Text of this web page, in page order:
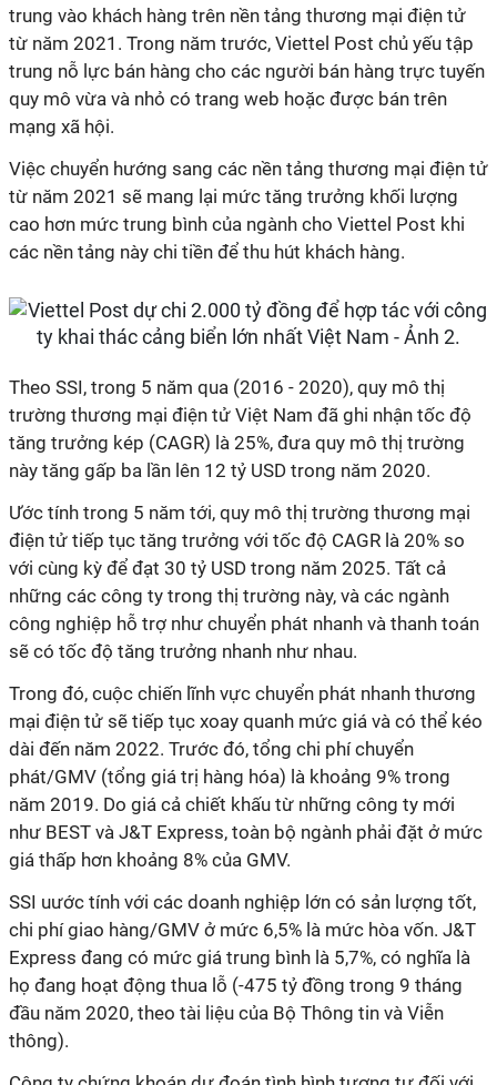
trung vào khách hàng trên nền tảng thương mại điện tử
từ năm 2021. Trong năm trước, Viettel Post chủ yếu tập
trung nỗ lực bán hàng cho các người bán hàng trực tuyến
quy mô vừa và nhỏ có trang web hoặc được bán trên
mạng xã hội.
Việc chuyển hướng sang các nền tảng thương mại điện tử
từ năm 2021 sẽ mang lại mức tăng trưởng khối lượng
cao hơn mức trung bình của ngành cho Viettel Post khi
các nền tảng này chi tiền để thu hút khách hàng.
Theo SSI, trong 5 năm qua (2016 - 2020), quy mô thị
trường thương mại điện tử Việt Nam đã ghi nhận tốc độ
tăng trưởng kép (CAGR) là 25%, đưa quy mô thị trường
này tăng gấp ba lần lên 12 tỷ USD trong năm 2020.
Ước tính trong 5 năm tới, quy mô thị trường thương mại
điện tử tiếp tục tăng trưởng với tốc độ CAGR là 20% so
với cùng kỳ để đạt 30 tỷ USD trong năm 2025. Tất cả
những các công ty trong thị trường này, và các ngành
công nghiệp hỗ trợ như chuyển phát nhanh và thanh toán
sẽ có tốc độ tăng trưởng nhanh như nhau.
Trong đó, cuộc chiến lĩnh vực chuyển phát nhanh thương
mại điện tử sẽ tiếp tục xoay quanh mức giá và có thể kéo
dài đến năm 2022. Trước đó, tổng chi phí chuyển
phát/GMV (tổng giá trị hàng hóa) là khoảng 9% trong
năm 2019. Do giá cả chiết khấu từ những công ty mới
như BEST và J&T Express, toàn bộ ngành phải đặt ở mức
giá thấp hơn khoảng 8% của GMV.
SSI uước tính với các doanh nghiệp lớn có sản lượng tốt,
chi phí giao hàng/GMV ở mức 6,5% là mức hòa vốn. J&T
Express đang có mức giá trung bình là 5,7%, có nghĩa là
họ đang hoạt động thua lỗ (-475 tỷ đồng trong 9 tháng
đầu năm 2020, theo tài liệu của Bộ Thông tin và Viễn
thông).